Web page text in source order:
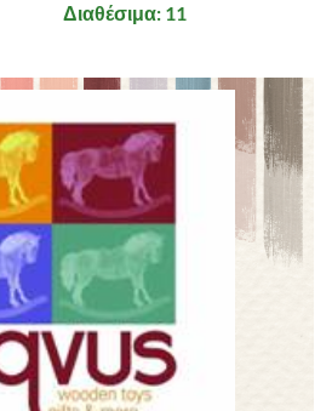
Διαθέσιμα: 11